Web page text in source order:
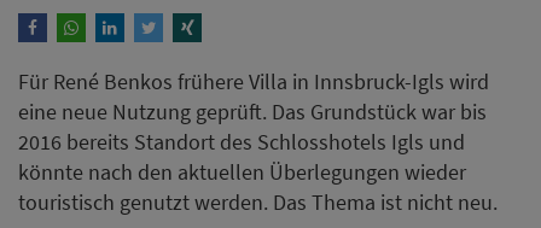
Für René Benkos frühere Villa in Innsbruck-Igls wird
eine neue Nutzung geprüft. Das Grundstück war bis
2016 bereits Standort des Schlosshotels Igls und
könnte nach den aktuellen Überlegungen wieder
touristisch genutzt werden. Das Thema ist nicht neu.